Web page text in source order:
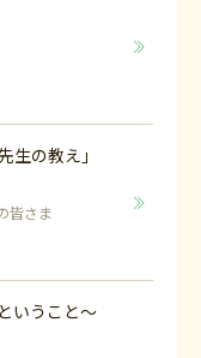
生の教え」
皆さま
いうこと～